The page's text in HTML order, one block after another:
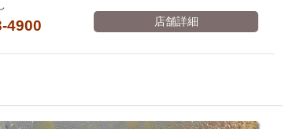
マトン・ラム肉
洋食
夜12時以降入店可
サプライズ
トイレあり
入店１時間が安い
4900 店舗詳細